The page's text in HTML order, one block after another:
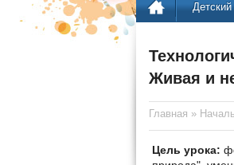
Живая и
Главная »
Цель урока: